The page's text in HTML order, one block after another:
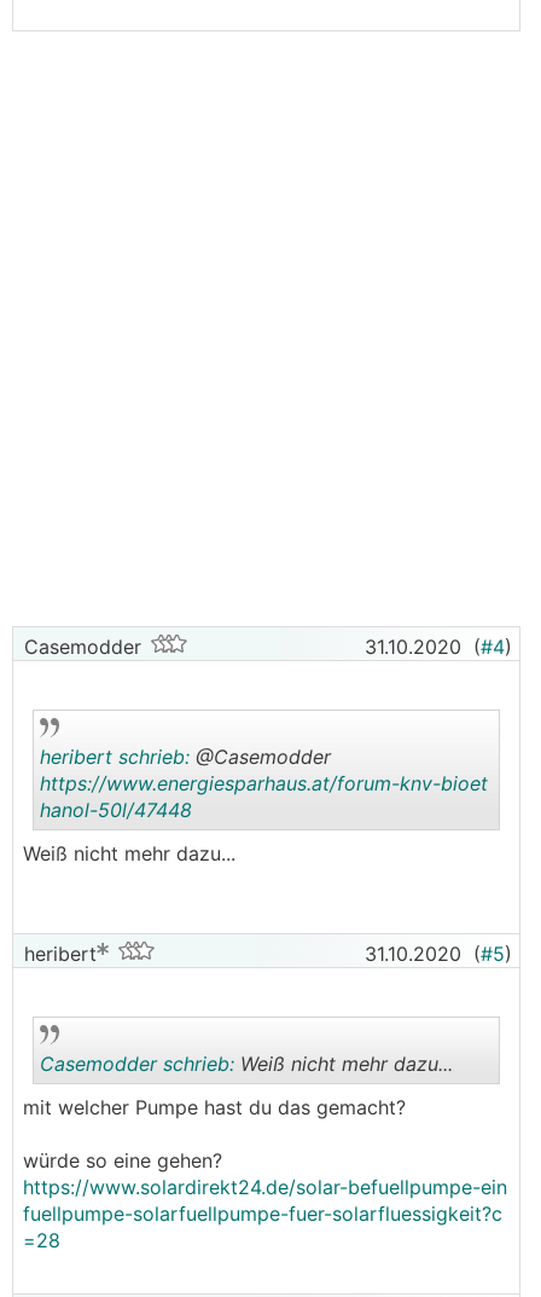
Casemodder 31.10.2020 (#4)
heribert schrieb: @Casemodder
https://www.energiesparhaus.at/forum-knv-bioet
hanol-50l/47448
Weiß nicht mehr dazu...
heribert 31.10.2020 (#5)
Casemodder schrieb: Weiß nicht mehr dazu...
mit welcher Pumpe hast du das gemacht?
würde so eine gehen?
https://www.solardirekt24.de/solar-befuellpumpe-ein
fuellpumpe-solarfuellpumpe-fuer-solarfluessigkeit?c
=28